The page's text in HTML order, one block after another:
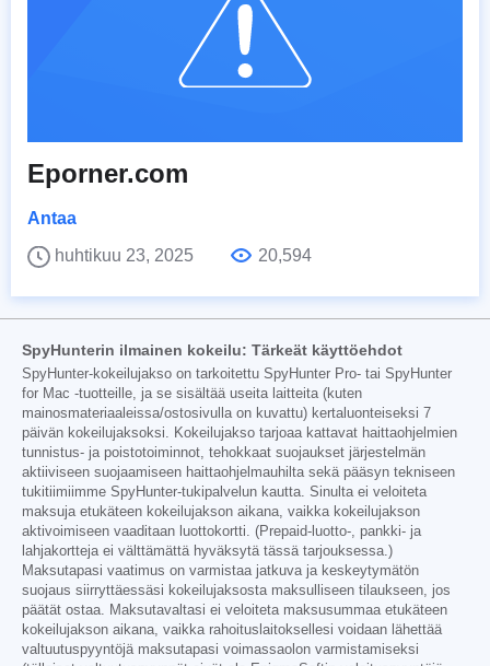
Eporner.com
Antaa
huhtikuu 23, 2025
20,594
SpyHunterin ilmainen kokeilu: Tärkeät käyttöehdot
SpyHunter-kokeilujakso on tarkoitettu SpyHunter Pro- tai SpyHunter
for Mac -tuotteille, ja se sisältää useita laitteita (kuten
mainosmateriaaleissa/ostosivulla on kuvattu) kertaluonteiseksi 7
päivän kokeilujaksoksi. Kokeilujakso tarjoaa kattavat haittaohjelmien
tunnistus- ja poistotoiminnot, tehokkaat suojaukset järjestelmän
aktiiviseen suojaamiseen haittaohjelmauhilta sekä pääsyn tekniseen
tukitiimiimme SpyHunter-tukipalvelun kautta. Sinulta ei veloiteta
maksuja etukäteen kokeilujakson aikana, vaikka kokeilujakson
aktivoimiseen vaaditaan luottokortti. (Prepaid-luotto-, pankki- ja
lahjakortteja ei välttämättä hyväksytä tässä tarjouksessa.)
Maksutapasi vaatimus on varmistaa jatkuva ja keskeytymätön
suojaus siirryttäessäsi kokeilujaksosta maksulliseen tilaukseen, jos
päätät ostaa. Maksutavaltasi ei veloiteta maksusummaa etukäteen
kokeilujakson aikana, vaikka rahoituslaitoksellesi voidaan lähettää
valtuutuspyyntöjä maksutapasi voimassaolon varmistamiseksi